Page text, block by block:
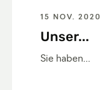
15 NOV. 2020
Unser...
Sie haben...